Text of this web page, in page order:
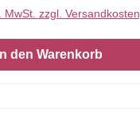
Tortenumrandung
= 3 Stück Zuckerfolie
MwSt. zzgl. Versandkosten
In den Warenkorb